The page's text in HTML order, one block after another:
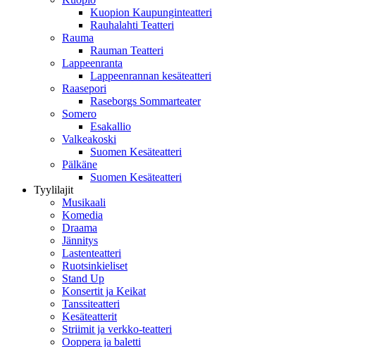
Kuopion Kaupunginteatteri
Rauhalahti Teatteri
Rauma
Rauman Teatteri
Lappeenranta
Lappeenrannan kesäteatteri
Raasepori
Raseborgs Sommarteater
Somero
Esakallio
Valkeakoski
Suomen Kesäteatteri
Pälkäne
Suomen Kesäteatteri
Tyylilajit
Musikaali
Komedia
Draama
Jännitys
Lastenteatteri
Ruotsinkieliset
Stand Up
Konsertit ja Keikat
Tanssiteatteri
Kesäteatterit
Striimit ja verkko-teatteri
Ooppera ja baletti